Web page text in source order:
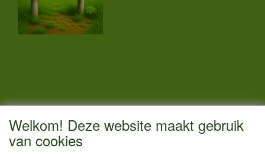
CONTACTGEGEVENS
Vestigingsadres:
Welkom! Deze website maakt gebruik
van cookies